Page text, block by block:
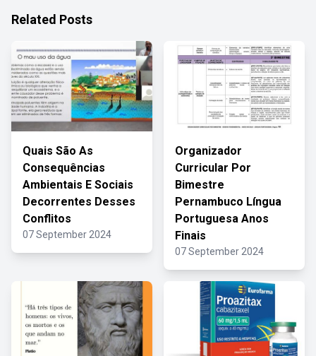
Related Posts
Quais São As
Consequências
Ambientais E Sociais
Decorrentes Desses
Conflitos
07 September 2024
Organizador
Curricular Por
Bimestre
Pernambuco Língua
Portuguesa Anos
Finais
07 September 2024